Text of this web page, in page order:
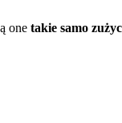
one takie samo